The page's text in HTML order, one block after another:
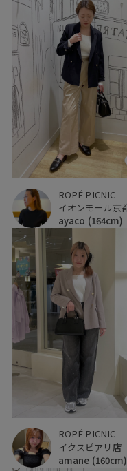
ROPÉ PICNIC
ayaco (164cm)
ROPÉ PICNIC
イクスピアリ店
amane (160cm)